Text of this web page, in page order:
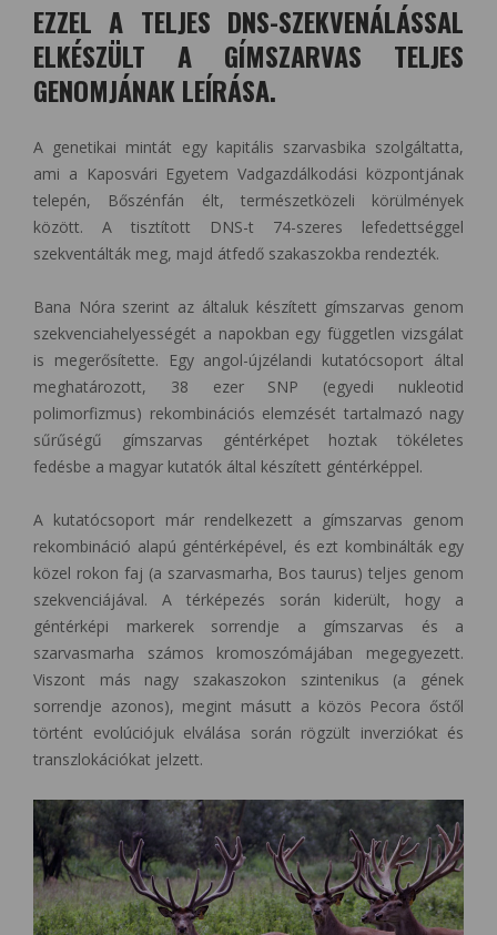
EZZEL A TELJES DNS-SZEKVENÁLÁSSAL
ELKÉSZÜLT A GÍMSZARVAS TELJES
GENOMJÁNAK LEÍRÁSA.
A genetikai mintát egy kapitális szarvasbika szolgáltatta,
ami a Kaposvári Egyetem Vadgazdálkodási központjának
telepén, Bőszénfán élt, természetközeli körülmények
között. A tisztított DNS-t 74-szeres lefedettséggel
szekventálták meg, majd átfedő szakaszokba rendezték.
Bana Nóra szerint az általuk készített gímszarvas genom
szekvenciahelyességét a napokban egy független vizsgálat
is megerősítette. Egy angol-újzélandi kutatócsoport által
meghatározott, 38 ezer SNP (egyedi nukleotid
polimorfizmus) rekombinációs elemzését tartalmazó nagy
sűrűségű gímszarvas géntérképet hoztak tökéletes
fedésbe a magyar kutatók által készített géntérképpel.
A kutatócsoport már rendelkezett a gímszarvas genom
rekombináció alapú géntérképével, és ezt kombinálták egy
közel rokon faj (a szarvasmarha, Bos taurus) teljes genom
szekvenciájával. A térképezés során kiderült, hogy a
géntérképi markerek sorrendje a gímszarvas és a
szarvasmarha számos kromoszómájában megegyezett.
Viszont más nagy szakaszokon szintenikus (a gének
sorrendje azonos), megint másutt a közös Pecora őstől
történt evolúciójuk elválása során rögzült inverziókat és
transzlokációkat jelzett.